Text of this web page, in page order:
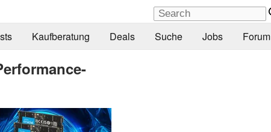
Kaufberatung Deals Suche Jobs Forum